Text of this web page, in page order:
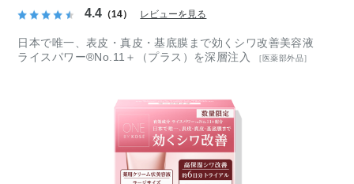
4.4 （14） レビューを見る
日本で唯一、表皮・真皮・基底膜まで効くシワ改善美容液
ライスパワー®No.11＋（プラス）を深層注入
［医薬部外品］